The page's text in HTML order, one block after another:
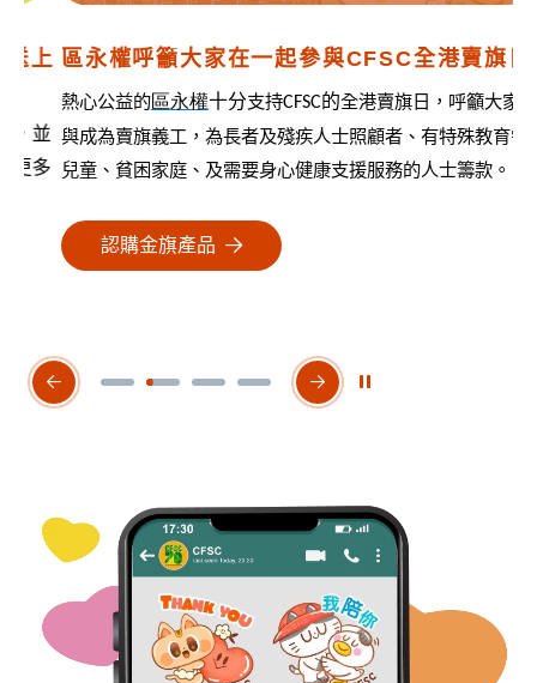
區永權呼籲大家在一起參與CFSC全港賣旗日
熱心公益的區永權十分支持CFSC的全港賣旗日，呼籲大家參
與成為賣旗義工，為長者及殘疾人士照顧者、有特殊教育需要
兒童、貧困家庭、及需要身心健康支援服務的人士籌款。
認購金旗產品
上一個幻燈片 下一個幻燈片
開始/暫停幻燈片